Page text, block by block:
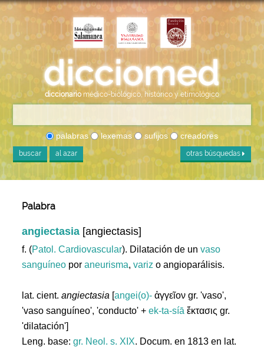
diccionario médico-biológico, histórico y etimológico
palabras lexemas sufijos creadores
buscar al azar otras búsquedas
Palabra
angiectasia [angiectasis]
f. (Patol. Cardiovascular). Dilatación de unvaso
sanguíneo poraneurisma,variz o angioparálisis.
lat. cient.angiectasia [angei(o)- ἀγγεῖον gr. 'vaso',
'vaso sanguíneo', 'conducto' +ek-ta-síā ἔκτασις gr.
'dilatación']
Leng. base:gr. Neol. s. XIX. Docum. en 1813 en lat.